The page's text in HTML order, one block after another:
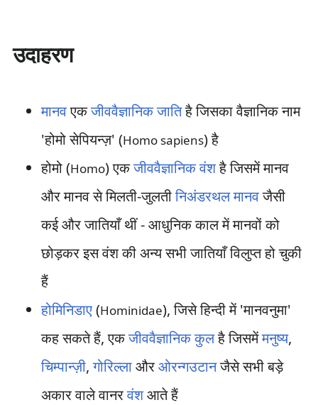
उदाहरण
मानवएकजीववैज्ञानिक जातिहै जिसका वैज्ञानिक नाम
'होमो सेपियन्ज़' (Homo sapiens) है
होमो (Homo) एकजीववैज्ञानिक वंशहै जिसमें मानव
और मानव से मिलती-जुलतीनिअंडरथल मानवजैसी
कई और जातियाँ थीं - आधुनिक काल में मानवों को
छोड़कर इस वंश की अन्य सभी जातियाँ विलुप्त हो चुकी
हैं
होमिनिडाए(Hominidae), जिसे हिन्दी में 'मानवनुमा'
कह सकते हैं, एकजीववैज्ञानिक कुलहै जिसमेंमनुष्य,
चिम्पान्ज़ी,गोरिल्लाऔरओरन्गउटानजैसे सभी बड़े
अकार वाले वानरवंशआते हैं